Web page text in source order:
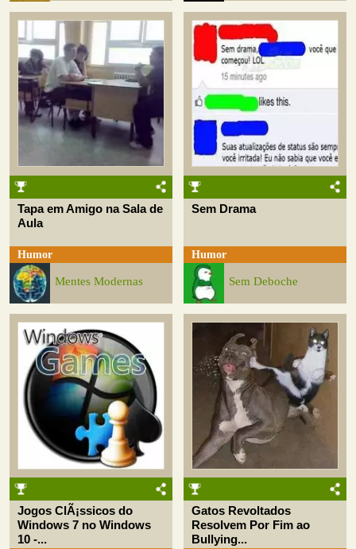
Tapa em Amigo na Sala de
Aula
Humor
Mentes Modernas
Sem Drama
Humor
Sem Deboche
Jogos ClÃ¡ssicos do
Windows 7 no Windows
10 -...
Gatos Revoltados
Resolvem Por Fim ao
Bullying...